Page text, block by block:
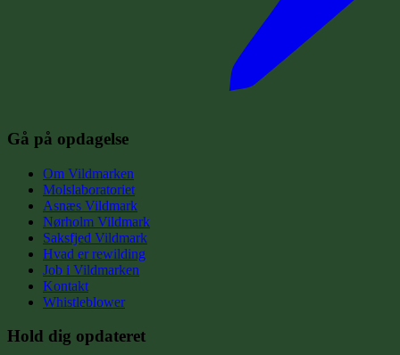
Gå på opdagelse
Om Vildmarken
Molslaboratoriet
Asnæs Vildmark
Nørholm Vildmark
Saksfjed Vildmark
Hvad er rewilding
Job i Vildmarken
Kontakt
Whistleblower
Hold dig opdateret